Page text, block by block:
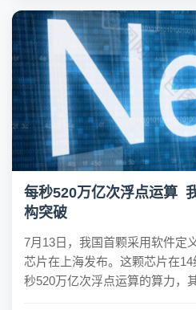
每秒520万亿次浮点运算
构突破
7月13日，我国首颗采用软件定
芯片在上海发布。这颗芯片在
秒520万亿次浮点运算的算力，